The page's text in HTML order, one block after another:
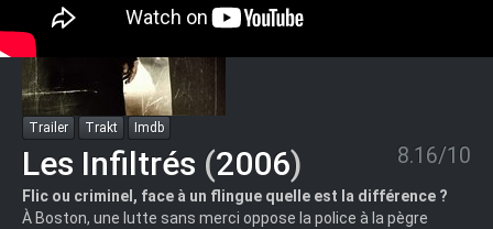
Trailer Trakt Imdb
Les Infiltrés (2006) 8.16/10
Flic ou criminel, face à un flingue quelle est la différence ?
À Boston, une lutte sans merci oppose la police à la pègre